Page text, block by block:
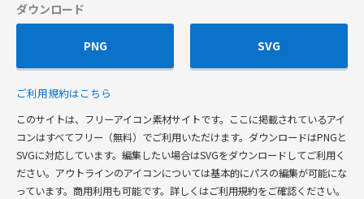
ダウンロード
PNG SVG
ご利用規約はこちら
このサイトは、フリーアイコン素材サイトです。ここに掲載されているアイ
コンはすべてフリー（無料）でご利用いただけます。ダウンロードはPNGと
SVGに対応しています。編集したい場合はSVGをダウンロードしてご利用く
ださい。アウトラインのアイコンについては基本的にパスの編集が可能にな
っています。商用利用も可能です。詳しくはご利用規約をご確認ください。